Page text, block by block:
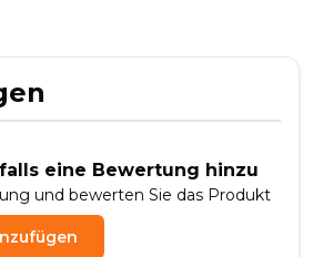
eine Bewertung hinzu
und bewerten Sie das Produkt